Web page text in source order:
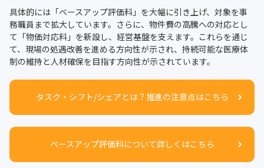
具体的には「ベースアップ評価料」を大幅に引き上げ、対象を事
務職員まで拡大しています。さらに、物件費の高騰への対応とし
て「物価対応料」を新設し、経営基盤を支えます。これらを通じ
て、現場の処遇改善を進める方向性が示され、持続可能な医療体
制の維持と人材確保を目指す方向性が示されています。
タスク・シフト/シェアとは？推進の注意点はこちら
ベースアップ評価料について詳しくはこちら